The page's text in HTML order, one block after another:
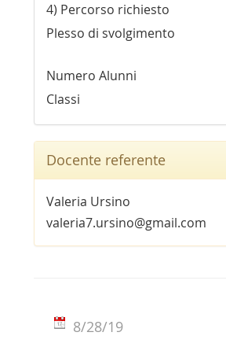
4) Percorso richiesto
Plesso di svolgimento
Numero Alunni
Classi
Docente referente
Valeria Ursino
valeria7.ursino@gmail.com
8/28/19